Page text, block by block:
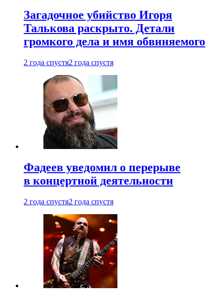
Загадочное убийство Игоря
Талькова раскрыто. Детали
громкого дела и имя обвиняемого
2 года спустя2 года спустя
Фадеев уведомил о перерыве
в концертной деятельности
2 года спустя2 года спустя